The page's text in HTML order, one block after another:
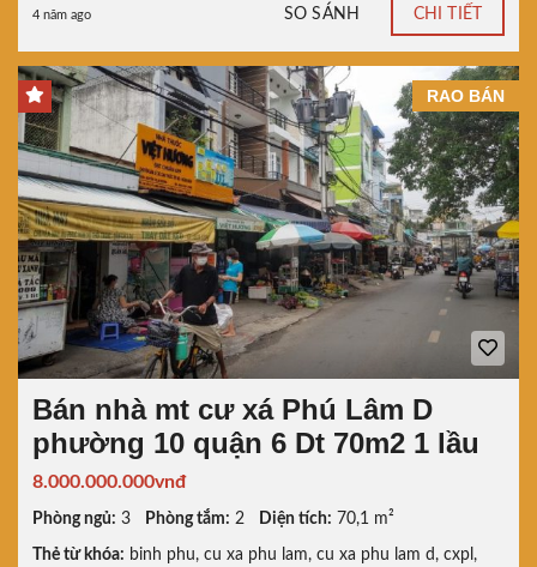
4 năm ago SO SÁNH CHI TIẾT
RAO BÁN
Bán nhà mt cư xá Phú Lâm D
phường 10 quận 6 Dt 70m2 1 lầu
8.000.000.000vnđ
Phòng ngủ: 3 Phòng tắm: 2 Diện tích: 70,1 m²
Thẻ từ khóa: binh phu, cu xa phu lam, cu xa phu lam d , cxpl ,